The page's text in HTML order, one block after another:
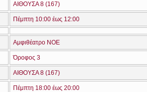
ΑΙΘΟΥΣΑ 8 (167)
Πέμπτη 10:00 έως 12:00
Αμφιθέατρο ΝΟΕ
Όροφος 3
ΑΙΘΟΥΣΑ 8 (167)
Πέμπτη 18:00 έως 20:00